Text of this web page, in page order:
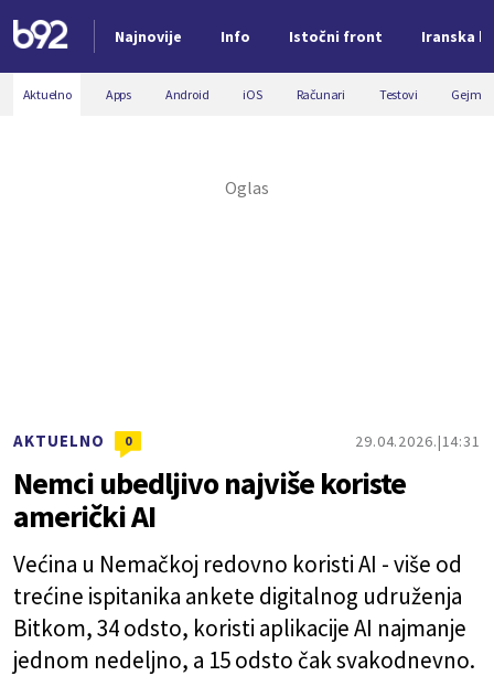
Najnovije Info Istočni front Iranska
Nova vest
Aktuelno Apps Android iOS Računari Testovi
AKTUELNO 0 29.04.2026. 14:31
Nemci ubedljivo najviše koriste
američki AI
Većina u Nemačkoj redovno koristi AI - više od
trećine ispitanika ankete digitalnog udruženja
Bitkom, 34 odsto, koristi aplikacije AI najmanje
jednom nedeljno, a 15 odsto čak svakodnevno.